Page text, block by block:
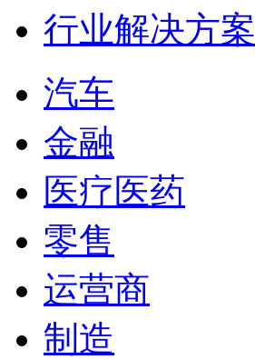
行业解决方案
汽车
金融
医疗医药
零售
运营商
制造